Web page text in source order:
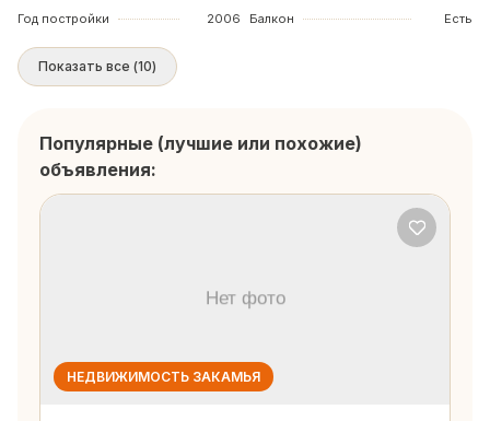
Год постройки
2006
Балкон
Есть
Показать все (10)
Популярные (лучшие или похожие)
объявления:
НЕДВИЖИМОСТЬ ЗАКАМЬЯ